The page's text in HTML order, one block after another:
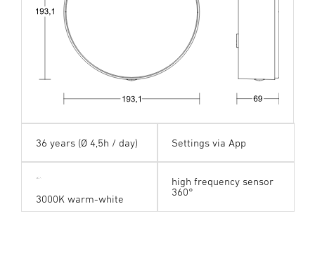
36 years (Ø 4,5h / day) Settings via App
3000K warm-white
high frequency sensor
360°